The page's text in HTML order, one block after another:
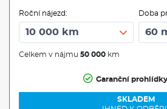
Roční nájezd:
Celkem v nájmu 50 000 km
Doba
Garanční
SKLADEM